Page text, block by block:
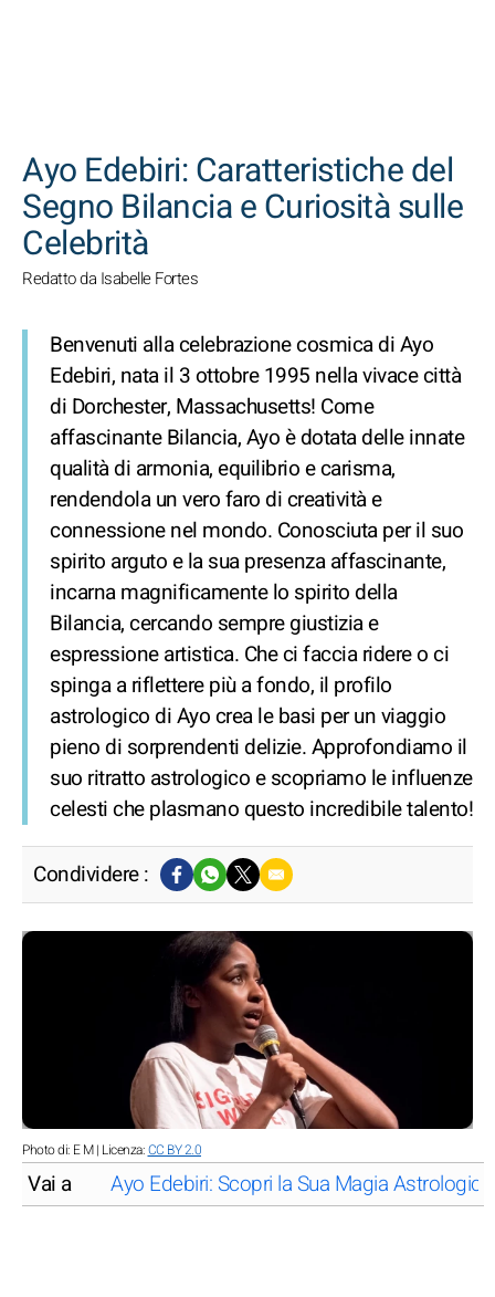
Ayo Edebiri: Caratteristiche del
Segno Bilancia e Curiosità sulle
Celebrità
Redatto da Isabelle Fortes
Benvenuti alla celebrazione cosmica di Ayo
Edebiri, nata il 3 ottobre 1995 nella vivace città
di Dorchester, Massachusetts! Come
affascinante Bilancia, Ayo è dotata delle innate
qualità di armonia, equilibrio e carisma,
rendendola un vero faro di creatività e
connessione nel mondo. Conosciuta per il suo
spirito arguto e la sua presenza affascinante,
incarna magnificamente lo spirito della
Bilancia, cercando sempre giustizia e
espressione artistica. Che ci faccia ridere o ci
spinga a riflettere più a fondo, il profilo
astrologico di Ayo crea le basi per un viaggio
pieno di sorprendenti delizie. Approfondiamo il
suo ritratto astrologico e scopriamo le influenze
celesti che plasmano questo incredibile talento!
Condividere :
Photo di: E M | Licenza:CC BY 2.0
Vai a Ayo Edebiri: Scopri la Sua Magia Astrologica